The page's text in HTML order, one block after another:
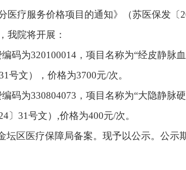
医疗服务价格项目的通知》（苏医保发〔
我院将开展 ：
编码为320100014，项目名称为“经皮静脉
31号文） ， 价格为3700元/次。
编码为330804073，项目名称为“大隐静脉
〕 31号文） ,价格为400元/次。
坛区医疗保障局备案。 现予以公示。公示